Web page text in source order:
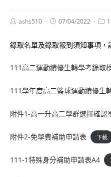
Postashs510
Post07/04/2022
Post
錄取名單及錄取報到須知事項，
111高二運動績優生轉學考錄取
111學年度高二籃球運動績優生
附件1-高一升高二學群選擇確認
附件2-免學費補助申請表 下載
111-1特殊身分補助申請表A4